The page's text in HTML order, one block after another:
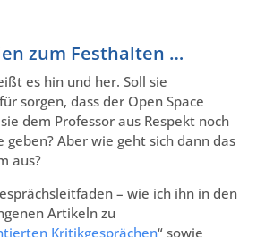
zum Festhalten …
es hin und her. Soll sie
sorgen, dass der Open Space
dem Professor aus Respekt noch
geben? Aber wie geht sich dann das
aus?
– wie ich ihn in den
Artikeln zu
Kritikgesprächen“ sowie